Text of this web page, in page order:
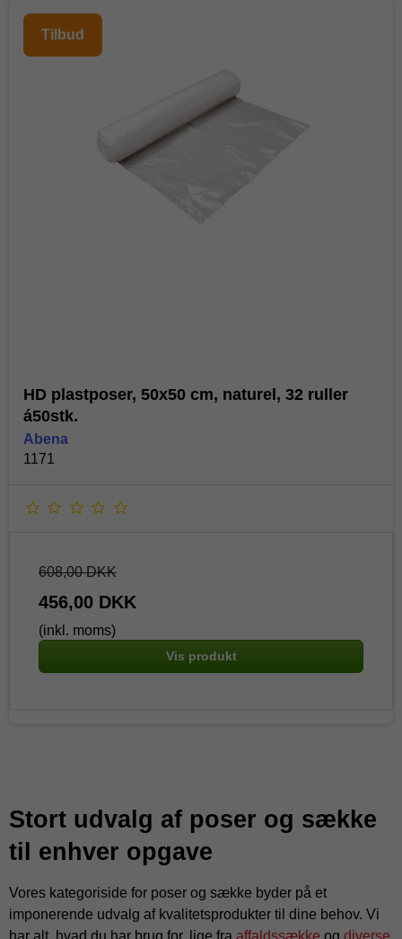
Tilbud
HD plastposer, 50x50 cm, naturel, 32 ruller
á50stk.
Abena
1171
608,00 DKK
456,00 DKK
(inkl. moms)
Vis produkt
Stort udvalg af poser og sække
til enhver opgave
Vores kategoriside for poser og sække byder på et
imponerende udvalg af kvalitetsprodukter til dine behov. Vi
har alt, hvad du har brug for, lige fra affaldssække og diverse